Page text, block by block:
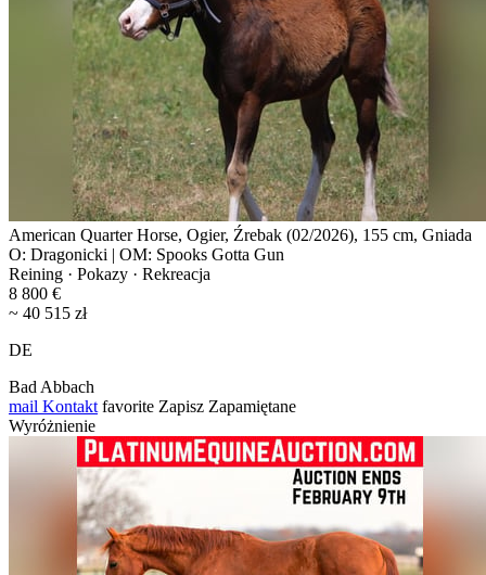
American Quarter Horse, Ogier, Źrebak (02/2026), 155 cm, Gniada
O: Dragonicki | OM: Spooks Gotta Gun
Reining · Pokazy · Rekreacja
8 800 €
~ 40 515 zł
DE
Bad Abbach
mail Kontakt favorite Zapisz Zapamiętane
Wyróżnienie